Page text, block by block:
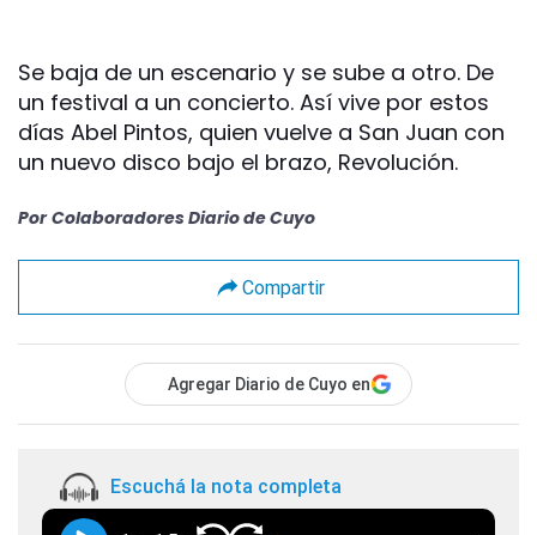
Se baja de un escenario y se sube a otro. De
un festival a un concierto. Así vive por estos
días Abel Pintos, quien vuelve a San Juan con
un nuevo disco bajo el brazo, Revolución.
Por Colaboradores Diario de Cuyo
Compartir
Agregar Diario de Cuyo en
Escuchá la nota completa